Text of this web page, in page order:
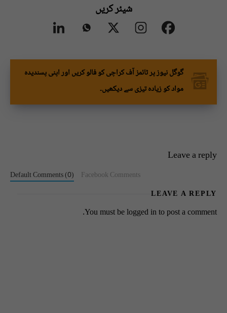
شیئر کریں
گوگل نیوز پر ٹائمز آف کراچی کو فالو کریں اور اپنی پسندیدہ
مواد کو زیادہ تیزی سے دیکھیں۔
Leave a reply
Default Comments (0)
Facebook Comments
LEAVE A REPLY
You must belogged into post a comment.